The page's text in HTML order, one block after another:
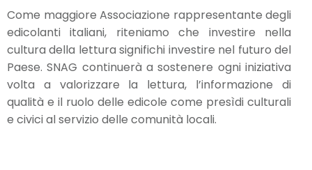
Come maggiore Associazione rappresentante degli
edicolanti italiani, riteniamo che investire nella
cultura della lettura significhi investire nel futuro del
Paese. SNAG continuerà a sostenere ogni iniziativa
volta a valorizzare la lettura, l’informazione di
qualità e il ruolo delle edicole come presìdi culturali
e civici al servizio delle comunità locali.